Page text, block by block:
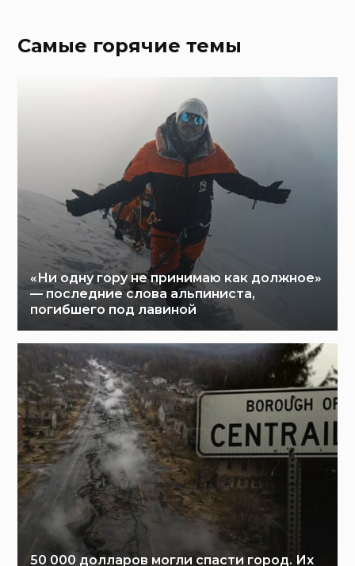
Самые горячие темы
«Ни одну гору не принимаю как должное»
— последние слова альпиниста,
погибшего под лавиной
50 000 долларов могли спасти город. Их